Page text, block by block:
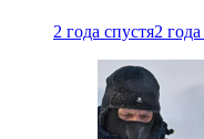
2 года спустя2